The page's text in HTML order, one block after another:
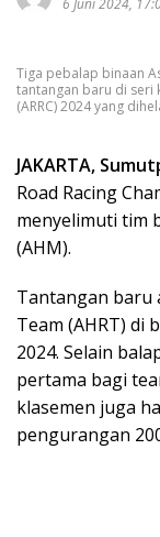
6 Juni 2024,
Tiga pebalap binaan
tantangan baru di seri
(ARRC) 2024 yang
JAKARTA,
Road Racing
menyelimuti tim
(AHM).
Tantangan baru
Team (AHRT) di
2024. Selain
pertama bagi
klasemen juga
pengurangan